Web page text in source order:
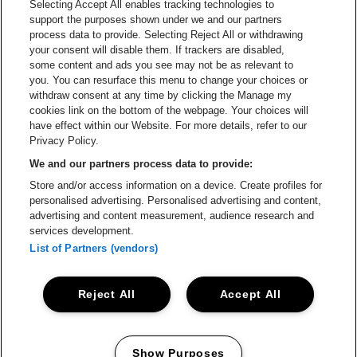
Ga naar de website van Champagne
Ga naar de website
Ga naar de website van Het
Ga naar de
Ga naar de website van Holiday
Ga naar de
Trixxo Arena is een deel vanbe•at
Trixxo Arena
Be-At Venues
Schijnpoortweg 119, 2170 Antwerpen
BTW (BE) 0461.051.688 - RPR Antwerpen
BNP Paribas Fortis - IBAN: BE93 2200 4925 0067 - BIC:
GEBABEBB
ProclaimerCookiesManage my cookiesPrivacy
Selecting Accept All enables tracking technologies to
support the purposes shown under we and our partners
process data to provide. Selecting Reject All or withdrawing
your consent will disable them. If trackers are disabled,
some content and ads you see may not be as relevant to
you. You can resurface this menu to change your choices or
withdraw consent at any time by clicking the Manage my
cookies link on the bottom of the webpage. Your choices will
have effect within our Website. For more details, refer to our
Privacy Policy.
We and our partners process data to provide:
Store and/or access information on a device. Create profiles for
personalised advertising. Personalised advertising and content,
advertising and content measurement, audience research and
services development.
List of Partners (vendors)
Accept All
Reject All
Show Purposes